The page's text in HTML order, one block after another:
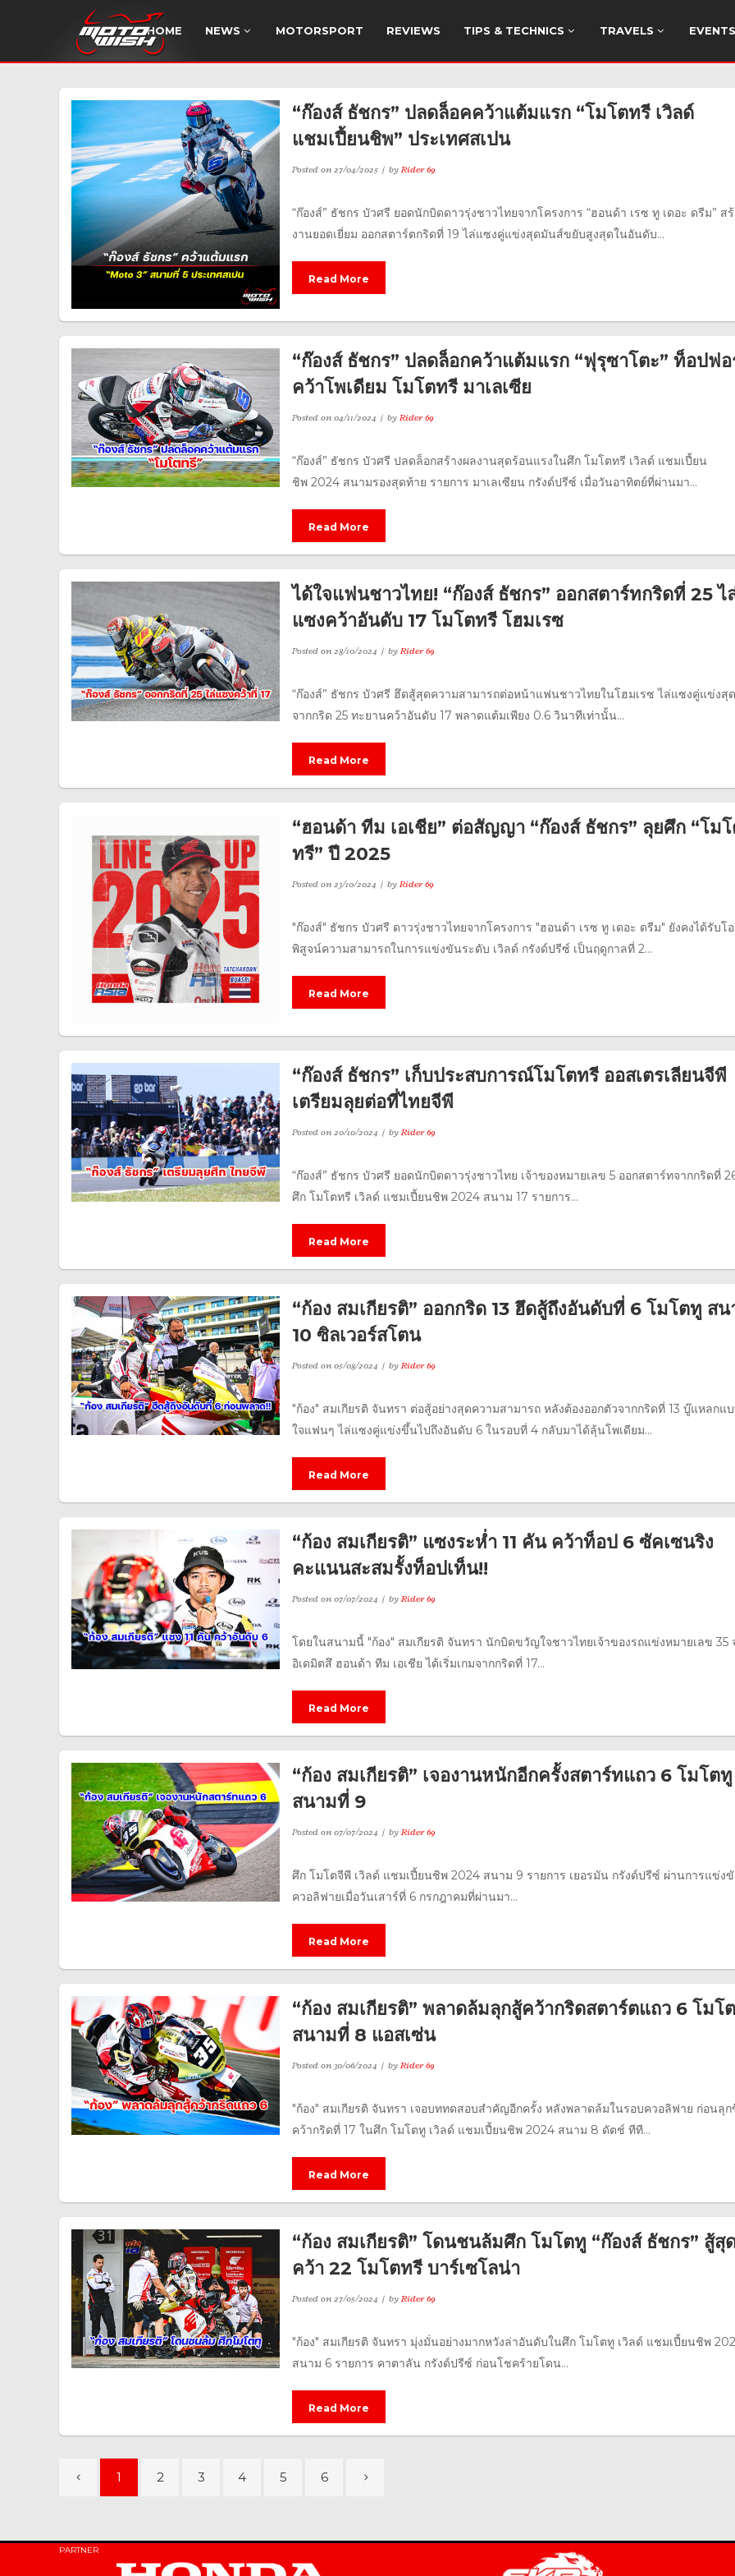
HOME NEWS MOTORSPORT REVIEWS TIPS & TECHNICS TRAVELS EVENTS
“ก๊องส์ ธัชกร” ปลดล็อคคว้าแต้มแรก “โมโตทรี เวิลด์
แชมเปี้ยนชิพ” ประเทศสเปน
Posted on27/04/2025 byRider 69
“ก๊องส์” ธัชกร บัวศรี ยอดนักบิดดาวรุ่งชาวไทยจากโครงการ “ฮอนด้า เรซ ทู เดอะ ดรีม” ส
งานยอดเยี่ยม ออกสตาร์ตกริดที่ 19 ไล่แซงคู่แข่งสุดมันส์ขยับสูงสุดในอันดับ...
Read More
“ก๊องส์ ธัชกร” ปลดล็อกคว้าแต้มแรก “ฟุรุซาโตะ” ท็อปฟ
คว้าโพเดียม โมโตทรี มาเลเซีย
Posted on04/11/2024 byRider 69
“ก๊องส์” ธัชกร บัวศรี ปลดล็อกสร้างผลงานสุดร้อนแรงในศึก โมโตทรี เวิลด์ แชมเปี้ยน
ชิพ 2024 สนามรองสุดท้าย รายการ มาเลเซียน กรังด์ปรีซ์ เมื่อวันอาทิตย์ที่ผ่านมา...
Read More
ได้ใจแฟนชาวไทย! “ก๊องส์ ธัชกร” ออกสตาร์ทกริดที่ 25 ไ
แซงคว้าอันดับ 17 โมโตทรี โฮมเรซ
Posted on28/10/2024 byRider 69
“ก๊องส์” ธัชกร บัวศรี ฮึดสู้สุดความสามารถต่อหน้าแฟนชาวไทยในโฮมเรซ ไล่แซงคู่แข่งสุ
จากกริด 25 ทะยานคว้าอันดับ 17 พลาดแต้มเพียง 0.6 วินาทีเท่านั้น...
Read More
“ฮอนด้า ทีม เอเชีย” ต่อสัญญา “ก๊องส์ ธัชกร” ลุยศึก “โม
ทรี” ปี 2025
Posted on23/10/2024 byRider 69
"ก๊องส์" ธัชกร บัวศรี ดาวรุ่งชาวไทยจากโครงการ "ฮอนด้า เรซ ทู เดอะ ดรีม" ยังคงได้รับโ
พิสูจน์ความสามารถในการแข่งขันระดับ เวิลด์ กรังด์ปรีซ์ เป็นฤดูกาลที่ 2...
Read More
“ก๊องส์ ธัชกร” เก็บประสบการณ์โมโตทรี ออสเตรเลียนจีพี
เตรียมลุยต่อที่ไทยจีพี
Posted on20/10/2024 byRider 69
“ก๊องส์” ธัชกร บัวศรี ยอดนักบิดดาวรุ่งชาวไทย เจ้าของหมายเลข 5 ออกสตาร์ทจากกริดที่
ศึก โมโตทรี เวิลด์ แชมเปี้ยนชิพ 2024 สนาม 17 รายการ...
Read More
“ก้อง สมเกียรติ” ออกกริด 13 ฮึดสู้ถึงอันดับที่ 6 โมโตทู ส
10 ซิลเวอร์สโตน
Posted on05/08/2024 byRider 69
"ก้อง" สมเกียรติ จันทรา ต่อสู้อย่างสุดความสามารถ หลังต้องออกตัวจากกริดที่ 13 บู๊แหลกแ
ใจแฟนๆ ไล่แซงคู่แข่งขึ้นไปถึงอันดับ 6 ในรอบที่ 4 กลับมาได้ลุ้นโพเดียม...
Read More
“ก้อง สมเกียรติ” แซงระห่ำ 11 คัน คว้าท็อป 6 ซัคเซนริง
คะแนนสะสมรั้งท็อปเท็น!!
Posted on07/07/2024 byRider 69
โดยในสนามนี้ "ก้อง" สมเกียรติ จันทรา นักบิดขวัญใจชาวไทยเจ้าของรถแข่งหมายเลข 35
อิเดมิตสึ ฮอนด้า ทีม เอเชีย ได้เริ่มเกมจากกริดที่ 17...
Read More
“ก้อง สมเกียรติ” เจองานหนักอีกครั้งสตาร์ทแถว 6 โมโตทู
สนามที่ 9
Posted on07/07/2024 byRider 69
ศึก โมโตจีพี เวิลด์ แชมเปี้ยนชิพ 2024 สนาม 9 รายการ เยอรมัน กรังด์ปรีซ์ ผ่านการแข่ง
ควอลิฟายเมื่อวันเสาร์ที่ 6 กรกฎาคมที่ผ่านมา...
Read More
“ก้อง สมเกียรติ” พลาดล้มลุกสู้คว้ากริดสตาร์ตแถว 6 โมโ
สนามที่ 8 แอสเซ่น
Posted on30/06/2024 byRider 69
"ก้อง" สมเกียรติ จันทรา เจอบททดสอบสำคัญอีกครั้ง หลังพลาดล้มในรอบควอลิฟาย ก่อนลุ
คว้ากริดที่ 17 ในศึก โมโตทู เวิลด์ แชมเปี้ยนชิพ 2024 สนาม 8 ดัตช์ ทีที...
Read More
“ก้อง สมเกียรติ” โดนชนล้มศึก โมโตทู “ก๊องส์ ธัชกร” สู้สุ
คว้า 22 โมโตทรี บาร์เซโลน่า
Posted on27/05/2024 byRider 69
"ก้อง" สมเกียรติ จันทรา มุ่งมั่นอย่างมากหวังล่าอันดับในศึก โมโตทู เวิลด์ แชมเปี้ยนชิพ
สนาม 6 รายการ คาตาลัน กรังด์ปรีซ์ ก่อนโชคร้ายโดน...
Read More
1 2 3 4 5 6
PARTNER